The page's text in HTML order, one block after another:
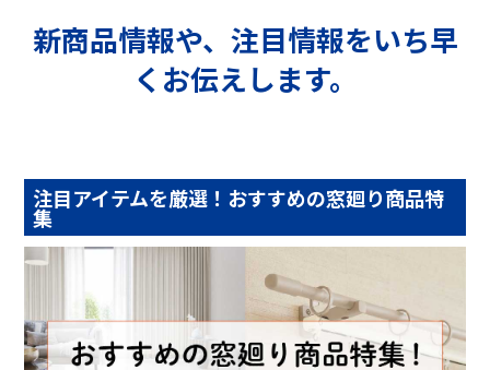
新商品情報や、注目情報をいち早
くお伝えします。
注目アイテムを厳選！おすすめの窓廻り商品特
集